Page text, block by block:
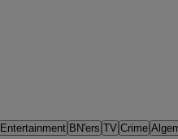
Entertainment BN'ers TV Crime